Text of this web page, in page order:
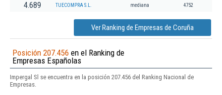
4.689 TUECOMPRA S.L. mediana 4752
Ver Ranking de Empresas de Coruña
Posición 207.456 en el Ranking de
Empresas Españolas
Impergal Sl se encuentra en la posición 207.456 del Ranking Nacional de
Empresas.